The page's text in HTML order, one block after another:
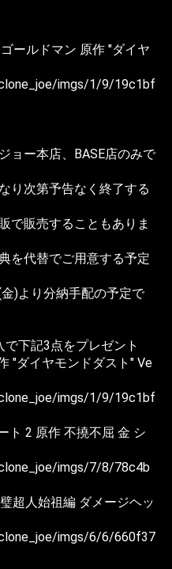
ールドマン 原作 "ダイヤ
imgs/1/9/19c1bf
ョー本店、BASE店のみで
り次第予告なく終了する
で販売することもありま
を代替でご用意する予定
)より分納手配の予定で
で下記3点をプレゼント
"ダイヤモンドダスト" Ve
imgs/1/9/19c1bf
ト 2 原作 不撓不屈 金 シ
imgs/7/8/78c4b
超人始祖編 ダメージヘッ
imgs/6/6/660f37